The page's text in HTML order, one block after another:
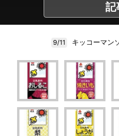
記
9/11 キッコーマン